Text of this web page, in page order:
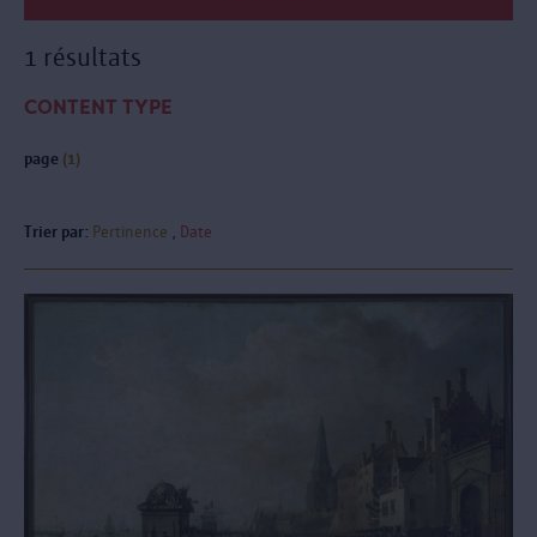
1 résultats
CONTENT TYPE
page (1)
Trier par: Pertinence Date